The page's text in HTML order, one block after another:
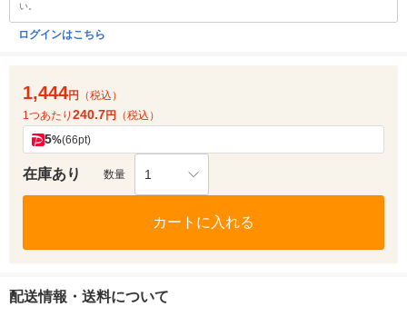
い。
ログインはこちら
1,444円
（税込）
1つあたり 240.7円 （税込）
5%(66pt)
在庫あり 数量 1
カートに入れる
配送情報・送料について